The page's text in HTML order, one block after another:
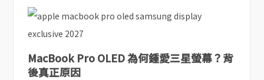
MacBook Pro OLED 為何鍾愛三星螢幕？背
後真正原因